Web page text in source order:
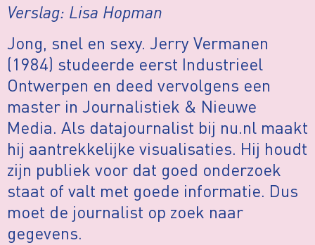
Verslag: Lisa Hopman
Jong, snel en sexy. Jerry Vermanen
(1984) studeerde eerst Industrieel
Ontwerpen en deed vervolgens een
master in Journalistiek & Nieuwe
Media. Als datajournalist bij nu.nl maakt
hij aantrekkelijke visualisaties. Hij houdt
zijn publiek voor dat goed onderzoek
staat of valt met goede informatie. Dus
moet de journalist op zoek naar
gegevens.